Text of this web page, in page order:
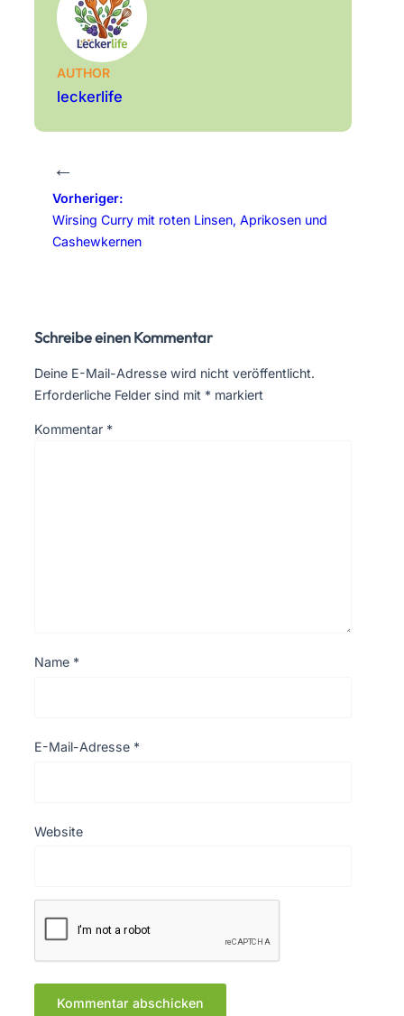
AUTHOR
leckerlife
←
Vorheriger:
Wirsing Curry mit roten Linsen, Aprikosen und
Cashewkernen
Schreibe einen Kommentar
Deine E-Mail-Adresse wird nicht veröffentlicht.
Erforderliche Felder sind mit * markiert
Kommentar *
Name *
E-Mail-Adresse *
Website